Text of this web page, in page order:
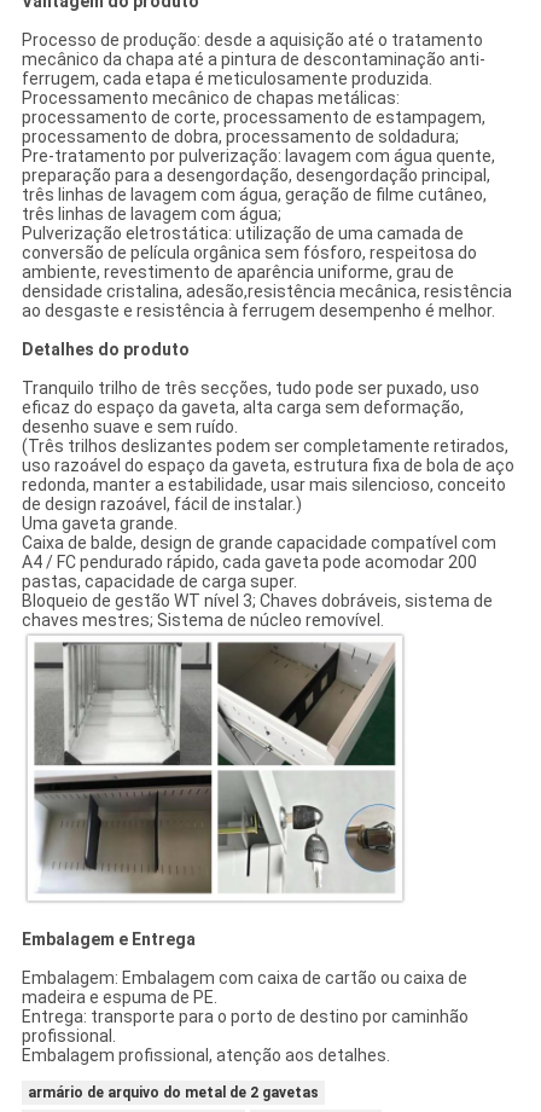
Processo de produção: desde a aquisição até o tratamento
mecânico da chapa até a pintura de descontaminação anti-
ferrugem, cada etapa é meticulosamente produzida.
Processamento mecânico de chapas metálicas:
processamento de corte, processamento de estampagem,
processamento de dobra, processamento de soldadura;
Pre-tratamento por pulverização: lavagem com água quente,
preparação para a desengordação, desengordação principal,
três linhas de lavagem com água, geração de filme cutâneo,
três linhas de lavagem com água;
Pulverização eletrostática: utilização de uma camada de
conversão de película orgânica sem fósforo, respeitosa do
ambiente, revestimento de aparência uniforme, grau de
densidade cristalina, adesão,resistência mecânica, resistência
ao desgaste e resistência à ferrugem desempenho é melhor.
Detalhes do produto
Tranquilo trilho de três secções, tudo pode ser puxado, uso
eficaz do espaço da gaveta, alta carga sem deformação,
desenho suave e sem ruído.
(Três trilhos deslizantes podem ser completamente retirados,
uso razoável do espaço da gaveta, estrutura fixa de bola de aço
redonda, manter a estabilidade, usar mais silencioso, conceito
de design razoável, fácil de instalar.)
Uma gaveta grande.
Caixa de balde, design de grande capacidade compatível com
A4 / FC pendurado rápido, cada gaveta pode acomodar 200
pastas, capacidade de carga super.
Bloqueio de gestão WT nível 3; Chaves dobráveis, sistema de
chaves mestres; Sistema de núcleo removível.
Embalagem e Entrega
Embalagem: Embalagem com caixa de cartão ou caixa de
madeira e espuma de PE.
Entrega: transporte para o porto de destino por caminhão
profissional.
Embalagem profissional, atenção aos detalhes.
armário de arquivo do metal de 2 gavetas